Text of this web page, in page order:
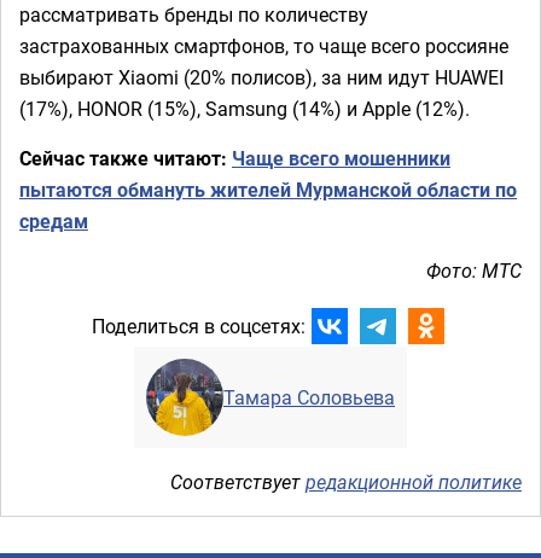
рассматривать бренды по количеству
застрахованных смартфонов, то чаще всего россияне
выбирают Xiaomi (20% полисов), за ним идут HUAWEI
(17%), HONOR (15%), Samsung (14%) и Apple (12%).
Сейчас также читают: Чаще всего мошенники
пытаются обмануть жителей Мурманской области по
средам
Фото: МТС
Поделиться в соцсетях:
Тамара Соловьева
Соответствуетредакционной политике